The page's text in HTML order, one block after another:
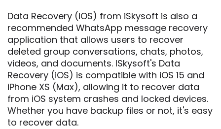
Data Recovery (iOS) from iSkysoft is also a
recommended WhatsApp message recovery
application that allows users to recover
deleted group conversations, chats, photos,
videos, and documents. ISkysoft's Data
Recovery (iOS) is compatible with iOS 15 and
iPhone XS (Max), allowing it to recover data
from iOS system crashes and locked devices.
Whether you have backup files or not, it's easy
to recover data.